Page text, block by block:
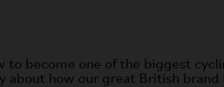
become one of the biggest
about how our great British